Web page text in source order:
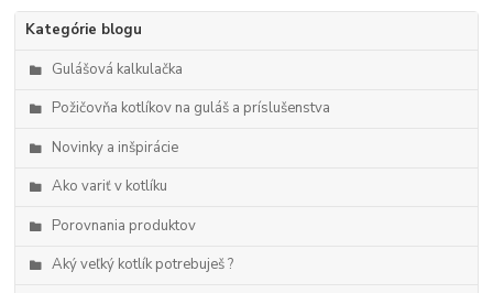
Kategórie blogu
Gulášová kalkulačka
Požičovňa kotlíkov na guláš a príslušenstva
Novinky a inšpirácie
Ako variť v kotlíku
Porovnania produktov
Aký veľký kotlík potrebuješ ?